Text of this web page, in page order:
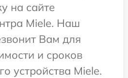
на сайте
Miele. Наш
Вам для
и сроков
устройства Miele.